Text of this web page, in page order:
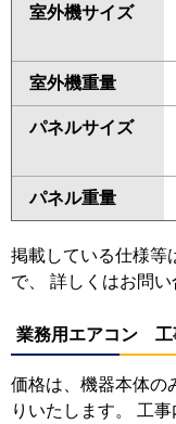
室外機サイズ
室外機重量
パネルサイズ
パネル重量
掲載している仕様等
で、 詳しくはお問い
業務用エアコン 工
価格は、機器本体の
りいたします。 工